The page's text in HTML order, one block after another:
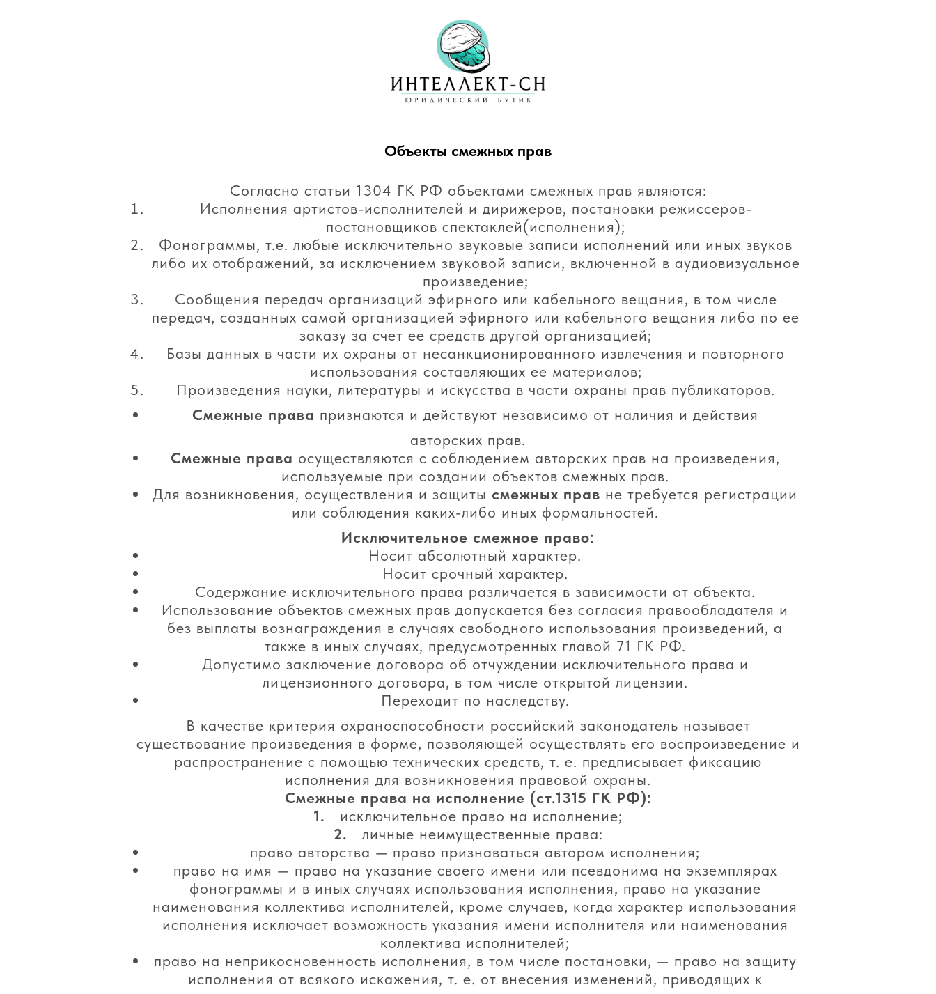
Объекты смежных прав
Согласно статьи 1304 ГК РФ объектами смежных прав являются:
Исполнения артистов-исполнителей и дирижеров, постановки режиссеров-
постановщиков спектаклей(исполнения);
Фонограммы, т.е. любые исключительно звуковые записи исполнений или иных звуков
либо их отображений, за исключением звуковой записи, включенной в аудиовизуальное
произведение;
Сообщения передач организаций эфирного или кабельного вещания, в том числе
передач, созданных самой организацией эфирного или кабельного вещания либо по ее
заказу за счет ее средств другой организацией;
Базы данных в части их охраны от несанкционированного извлечения и повторного
использования составляющих ее материалов;
Произведения науки, литературы и искусства в части охраны прав публикаторов.
Смежные права признаются и действуют независимо от наличия и действия
авторских прав.
Смежные права осуществляются с соблюдением авторских прав на произведения,
используемые при создании объектов смежных прав.
Для возникновения, осуществления и защиты смежных прав не требуется регистрации
или соблюдения каких-либо иных формальностей.
Исключительное смежное право:
Носит абсолютный характер.
Носит срочный характер.
Содержание исключительного права различается в зависимости от объекта.
Использование объектов смежных прав допускается без согласия правообладателя и
без выплаты вознаграждения в случаях свободного использования произведений, а
также в иных случаях, предусмотренных главой 71 ГК РФ.
Допустимо заключение договора об отчуждении исключительного права и
лицензионного договора, в том числе открытой лицензии.
Переходит по наследству.
В качестве критерия охраноспособности российский законодатель называет
существование произведения в форме, позволяющей осуществлять его воспроизведение и
распространение с помощью технических средств, т. е. предписывает фиксацию
исполнения для возникновения правовой охраны.
Смежные права на исполнение (ст.1315 ГК РФ):
1. исключительное право на исполнение;
2. личные неимущественные права:
право авторства — право признаваться автором исполнения;
право на имя — право на указание своего имени или псевдонима на экземплярах
фонограммы и в иных случаях использования исполнения, право на указание
наименования коллектива исполнителей, кроме случаев, когда характер использования
исполнения исключает возможность указания имени исполнителя или наименования
коллектива исполнителей;
право на неприкосновенность исполнения, в том числе постановки, — право на защиту
исполнения от всякого искажения, т. е. от внесения изменений, приводящих к